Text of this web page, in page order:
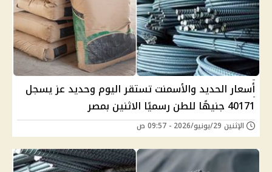
أسعار الحديد والأسمنت تستقر اليوم وحديد عز يسجل
40171 جنيهًا للطن رسميًا الاثنين بمصر
الإثنين 29/يونيو/2026 - 09:57 ص